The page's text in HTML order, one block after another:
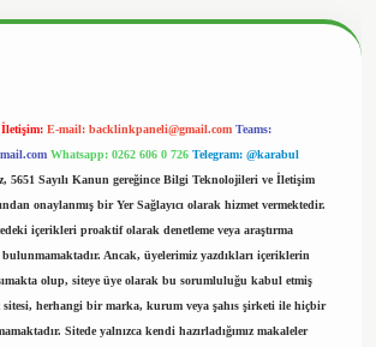
İletişim: E-mail: backlinkpaneli@gmail.com Teams:
Whatsapp: 0262 606 0 726 Telegram: @karabul
5651 Sayılı Kanun gereğince Bilgi Teknolojileri ve İletişim
onaylanmış bir Yer Sağlayıcı olarak hizmet vermektedir.
içerikleri proaktif olarak denetleme veya araştırma
Ancak, üyelerimiz yazdıkları içeriklerin
olup, siteye üye olarak bu sorumluluğu kabul etmiş
sitesi, herhangi bir marka, kurum veya şahıs şirketi ile hiçbir
Sitede yalnızca kendi hazırladığımız makaleler